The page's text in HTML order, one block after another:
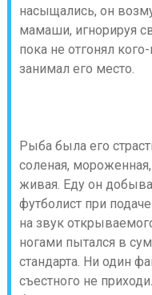
насыщались, он
мамаши, игнорируя
пока не отгонял
занимал его место.
Рыба была его
соленая,
живая. Еду он
футболист при
на звук
ногами пытался в
стандарта. Ни один
съестного не